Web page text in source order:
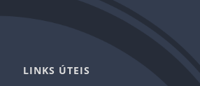
LINKS ÚTEIS